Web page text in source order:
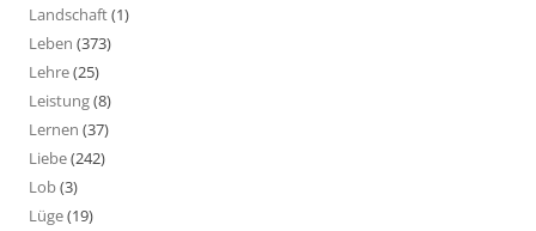
Landschaft(1)
Leben (373)
Lehre(25)
Leistung(8)
Lernen (37)
Liebe(242)
Lob(3)
Lüge(19)